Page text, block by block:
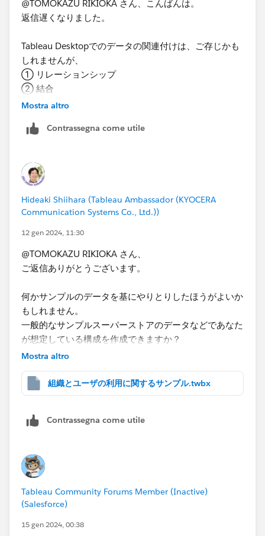
数日間にわたり、Q&Aに対応してくださり、誠にあり
がとうございました。Tableauを使い始めたばかりで調
した。
今後ともどうぞよろしくお願いいたします
@TOMOKAZU RIKIOKA さん、こんばんは。
返信遅くなりました。
Tableau Desktopでのデータの関連付けは、ご存じかも
しれませんが、
① リレーションシップ
② 結合
③ データブレンド
③ データブレンドの例
③は計算やそのほかで制約がけっこうあるため使い勝
できるなら、①や②で対応が望ましいです。
たもの同士を結合するイメージで使い勝手がよいです。
②は共通のキーで紐づけるとき同じ粒度にすることが
求められます(事前の調整が必要なことが多い)。異なる
粒度のものを結合すると、データのレコードの重複が発
め注意が必要です。
Mostra altro
Contrassegna come utile
Hideaki Shiihara (Tableau Ambassador (KYOCERA
Communication Systems Co., Ltd.))
12 gen 2024, 11:30
@TOMOKAZU RIKIOKA​ さん、
ご返信ありがとうございます。
何かサンプルのデータを基にやりとりしたほうがよいか
もしれません。
一般的なサンプルスーパーストアのデータなどであなた
が想定している構成を作成できますか？
ータを作ってみました。
あなたの想定するものと違うかもしれませんが、これで
Mostra altro
組織とユーザの利用に関するサンプル.twbx
Contrassegna come utile
Tableau Community Forums Member (Inactive)
(Salesforce)
15 gen 2024, 00:38